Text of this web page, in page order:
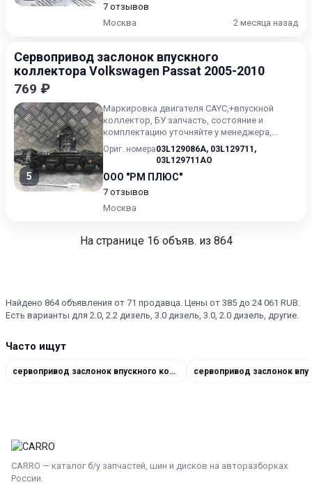
7 отзывов
Москва
2 месяца назад
Сервопривод заслонок впускного
коллектора Volkswagen Passat 2005-2010
769 ₽
5
Маркировка двигателя CAYC,+впускной
коллектор, БУ запчасть, состояние и
комплектацию уточняйте у менеджера,
проверочный срок от 14 до 30 дне...
Ориг. номера03L129086A, 03L129711 ,
03L129711AO
ООО "РМ ПЛЮС"
7 отзывов
Москва
На странице 16 объяв. из 864
Найдено 864 объявления от 71 продавца. Цены от 385 до 24 061 RUB.
Есть варианты для 2.0, 2.2 дизель, 3.0 дизель, 3.0, 2.0 дизель, другие.
Часто ищут
сервопривод заслонок впускного коллектора A6111500494
CARRO — каталог б/у запчастей, шин и дисков на авторазборках
России.